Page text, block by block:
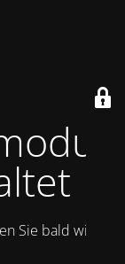
Sie bald wieder.